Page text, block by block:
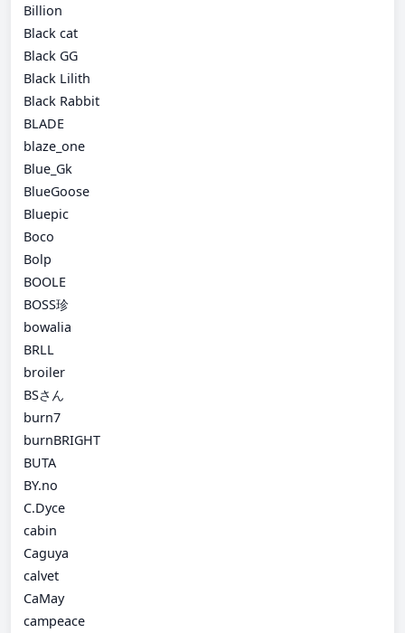
Billion
Black cat
Black GG
Black Lilith
Black Rabbit
BLADE
blaze_one
Blue_Gk
BlueGoose
Bluepic
Boco
Bolp
BOOLE
BOSS珍
bowalia
BRLL
broiler
BSさん
burn7
burnBRIGHT
BUTA
BY.no
C.Dyce
cabin
Caguya
calvet
CaMay
campeace